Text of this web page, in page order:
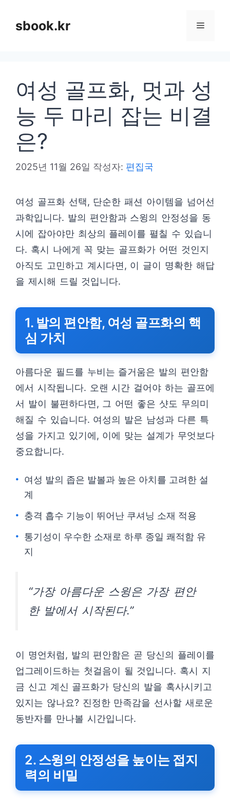
sbook.kr 메
여성 골프화, 멋과 성
능 두 마리 잡는 비결
은?
2025년 11월 26일 작성자: 편집국
여성 골프화 선택, 단순한 패션 아이템을 넘어선
과학입니다. 발의 편안함과 스윙의 안정성을 동
시에 잡아야만 최상의 플레이를 펼칠 수 있습니
다. 혹시 나에게 꼭 맞는 골프화가 어떤 것인지
아직도 고민하고 계시다면, 이 글이 명확한 해답
을 제시해 드릴 것입니다.
1. 발의 편안함, 여성 골프화의 핵
심 가치
아름다운 필드를 누비는 즐거움은 발의 편안함
에서 시작됩니다. 오랜 시간 걸어야 하는 골프에
서 발이 불편하다면, 그 어떤 좋은 샷도 무의미
해질 수 있습니다. 여성의 발은 남성과 다른 특
성을 가지고 있기에, 이에 맞는 설계가 무엇보다
중요합니다.
여성 발의 좁은 발볼과 높은 아치를 고려한 설
계
충격 흡수 기능이 뛰어난 쿠셔닝 소재 적용
통기성이 우수한 소재로 하루 종일 쾌적함 유
지
“가장 아름다운 스윙은 가장 편안
한 발에서 시작된다.”
이 명언처럼, 발의 편안함은 곧 당신의 플레이를
업그레이드하는 첫걸음이 될 것입니다. 혹시 지
금 신고 계신 골프화가 당신의 발을 혹사시키고
있지는 않나요? 진정한 만족감을 선사할 새로운
동반자를 만나볼 시간입니다.
2. 스윙의 안정성을 높이는 접지
력의 비밀